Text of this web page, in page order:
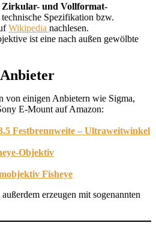
Zirkular- und Vollformat-
Spezifikation bzw.
Wikipedia nachlesen.
ist eine nach außen gewölbte
von einigen Anbietern wie Sigma,
E-Mount auf Amazon:
Festbrennweite – Ultraweitwinkel
Objektiv
Fisheye
erzeugen mit sogenannten